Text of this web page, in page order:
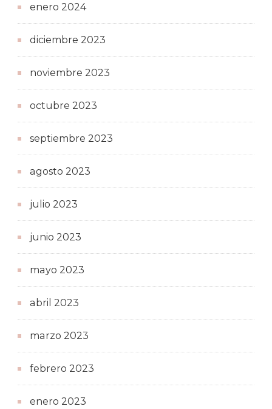
enero 2024
diciembre 2023
noviembre 2023
octubre 2023
septiembre 2023
agosto 2023
julio 2023
junio 2023
mayo 2023
abril 2023
marzo 2023
febrero 2023
enero 2023